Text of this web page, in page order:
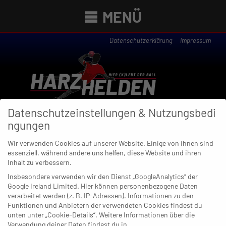
MENÜ
Datenschutzerklärung Impressum
Newsübersicht
15. DEZEMBER 2019
Pulheimer SC überwintert als
„Weihnachtsmeister“
Datenschutzeinstellungen & Nutzungsbedi
ngungen
Wir verwenden Cookies auf unserer Website. Einige von ihnen sind
essenziell, während andere uns helfen, diese Website und ihren
Inhalt zu verbessern.
Insbesondere verwenden wir den Dienst „GoogleAnalytics“ der
Google Ireland Limited. Hier können personenbezogene Daten
verarbeitet werden (z. B. IP-Adressen). Informationen zu den
Funktionen und Anbietern der verwendeten Cookies findest du
unten unter „Cookie-Details“. Weitere Informationen über die
Verwendung deiner Daten findest du in